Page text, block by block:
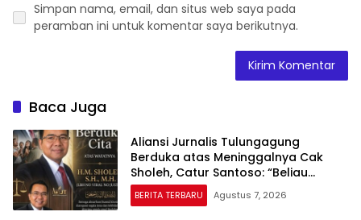
Simpan nama, email, dan situs web saya pada
peramban ini untuk komentar saya berikutnya.
Baca Juga
Aliansi Jurnalis Tulungagung
Berduka atas Meninggalnya Cak
Sholeh, Catur Santoso: “Beliau
Pejuang Keadilan yang Vokal”
BERITA TERBARU Agustus 7, 2026